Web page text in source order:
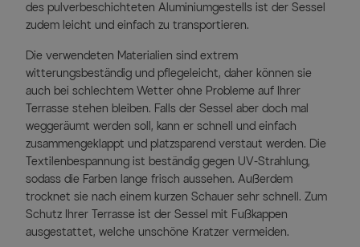
des pulverbeschichteten Aluminiumgestells ist der Sessel
zudem leicht und einfach zu transportieren.
Die verwendeten Materialien sind extrem
witterungsbeständig und pflegeleicht, daher können sie
auch bei schlechtem Wetter ohne Probleme auf Ihrer
Terrasse stehen bleiben. Falls der Sessel aber doch mal
weggeräumt werden soll, kann er schnell und einfach
zusammengeklappt und platzsparend verstaut werden. Die
Textilenbespannung ist beständig gegen UV-Strahlung,
sodass die Farben lange frisch aussehen. Außerdem
trocknet sie nach einem kurzen Schauer sehr schnell. Zum
Schutz Ihrer Terrasse ist der Sessel mit Fußkappen
ausgestattet, welche unschöne Kratzer vermeiden.